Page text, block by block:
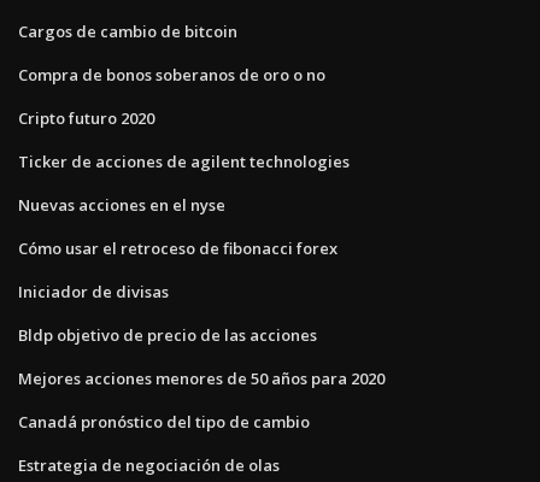
Cargos de cambio de bitcoin
Compra de bonos soberanos de oro o no
Cripto futuro 2020
Ticker de acciones de agilent technologies
Nuevas acciones en el nyse
Cómo usar el retroceso de fibonacci forex
Iniciador de divisas
Bldp objetivo de precio de las acciones
Mejores acciones menores de 50 años para 2020
Canadá pronóstico del tipo de cambio
Estrategia de negociación de olas